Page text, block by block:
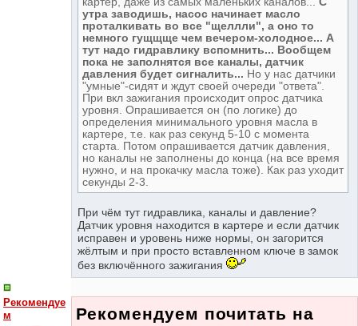
утра заводишь, насос начинает масло
проталкивать во все "щеллли", а оно то
немного гущщще чем вечером-холодное... А
тут надо гидравлику вспомнить... Вообщем
пока не заполнятся все каналы, датчик
давления будет сигналить... Но у нас датчики
"умные"-сидят и ждут своей очереди "ответа".
При вкл зажигания происходит опрос датчика
уровня. Опрашивается он (по логике) до
определения минимального уровня масла в
картере, т.е. как раз секунд 5-10 с момента
старта. Потом опрашивается датчик давления,
но каналы не заполнены до конца (на все время
нужно, и на прокачку масла тоже). Как раз уходит
секунды 2-3.
При чём тут гидравлика, каналы и давление?
Датчик уровня находится в картере и если датчик
исправен и уровень ниже нормы, он загорится
жёлтым и при просто вставленном ключе в замок
без включённого зажигания
Рекомендуе
м
Рекомендуем почитать на